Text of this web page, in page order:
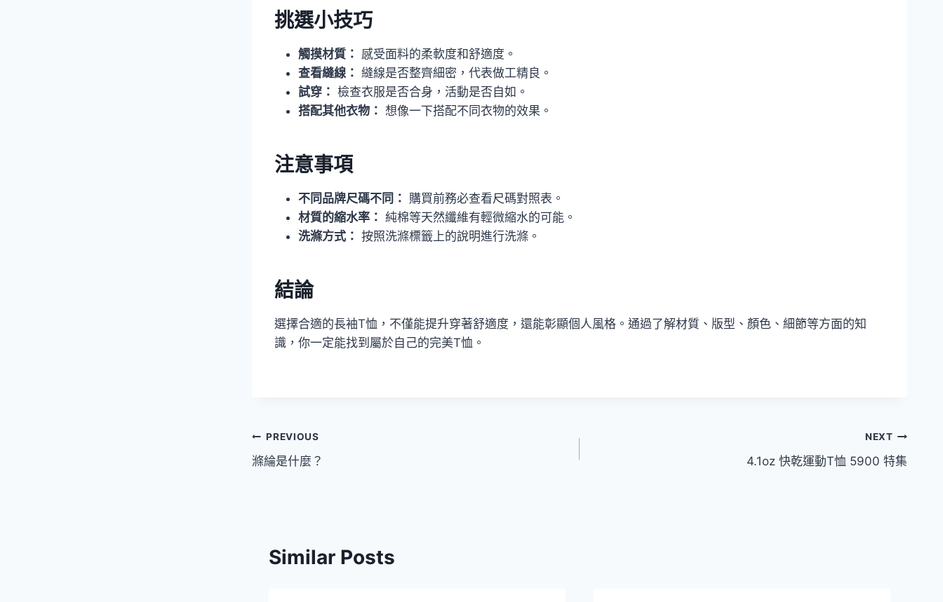
挑選小技巧
觸摸材質： 感受面料的柔軟度和舒適度。
查看縫線： 縫線是否整齊細密，代表做工精良。
試穿： 檢查衣服是否合身，活動是否自如。
搭配其他衣物： 想像一下搭配不同衣物的效果。
注意事項
不同品牌尺碼不同： 購買前務必查看尺碼對照表。
材質的縮水率： 純棉等天然纖維有輕微縮水的可能。
洗滌方式： 按照洗滌標籤上的說明進行洗滌。
結論
選擇合適的長袖T恤，不僅能提升穿著舒適度，還能彰顯個人風格。通過了解材質、版型、顏色、細節等方面的知
識，你一定能找到屬於自己的完美T恤。
文
章
PREVIOUS
滌綸是什麼？
NEXT
4.1oz 快乾運動T恤 5900 特集
Similar Posts